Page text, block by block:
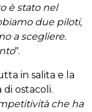
è stato nel
due piloti,
a scegliere.
".
in salita e la
di ostacoli.
che ha